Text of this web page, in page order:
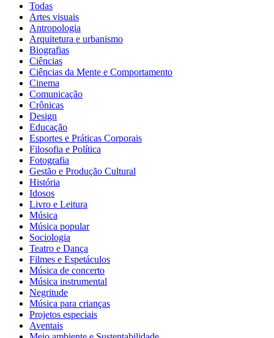
Todas
Artes visuais
Antropologia
Arquitetura e urbanismo
Biografias
Ciências
Ciências da Mente e Comportamento
Cinema
Comunicação
Crônicas
Design
Educação
Esportes e Práticas Corporais
Filosofia e Política
Fotografia
Gestão e Produção Cultural
História
Idosos
Livro e Leitura
Música
Música popular
Sociologia
Teatro e Dança
Filmes e Espetáculos
Música de concerto
Música instrumental
Negritude
Música para crianças
Projetos especiais
Aventais